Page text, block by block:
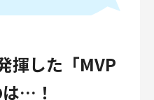
揮した「MVP
…！